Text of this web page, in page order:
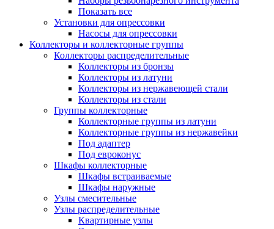
Показать все
Установки для опрессовки
Насосы для опрессовки
Коллекторы и коллекторные группы
Коллекторы распределительные
Коллекторы из бронзы
Коллекторы из латуни
Коллекторы из нержавеющей стали
Коллекторы из стали
Группы коллекторные
Коллекторные группы из латуни
Коллекторные группы из нержавейки
Под адаптер
Под евроконус
Шкафы коллекторные
Шкафы встраиваемые
Шкафы наружные
Узлы смесительные
Узлы распределительные
Квартирные узлы